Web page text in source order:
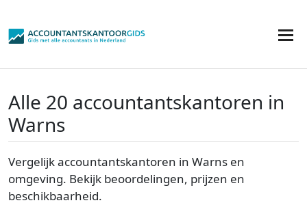
Alle 20 accountantskantoren in
Warns
Vergelijk accountantskantoren in Warns en
omgeving. Bekijk beoordelingen, prijzen en
beschikbaarheid.